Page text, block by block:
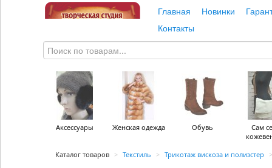
Главная Новинки
Контакты
Аксессуары Женская одежда Обувь
Сам
Каталог товаров > Текстиль > Трикотаж вискоза и полиэстер >